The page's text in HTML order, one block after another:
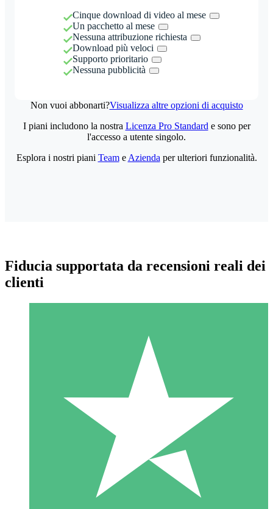
Cinque download di video al mese
Un pacchetto al mese
Nessuna attribuzione richiesta
Download più veloci
Supporto prioritario
Nessuna pubblicità
Non vuoi abbonarti?Visualizza altre opzioni di acquisto
Pacchetti di Crediti Individuali
Paga a consumo con crediti di download. Nessun impegno
1 Download
10
I piani includono la nostra Licenza Pro Standard e sono per
l'accesso a utente singolo.
Esplora i nostri piani Teame Azienda per ulteriori funzionalità.
Fiducia supportata da recensioni reali dei
clienti